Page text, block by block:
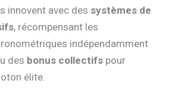
innovent avec des systèmes de
, récompensant les
indépendamment
des bonus collectifs pour
élite.